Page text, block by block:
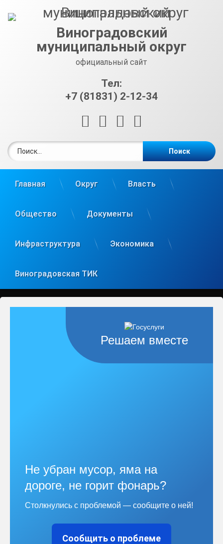
Виноградовский
муниципальный округ
официальный сайт
Тел:
+7 (81831) 2-12-34
RSS E-mailВКонтакте
Главная Округ Власть
Общество Документы
Инфраструктура Экономика
Виноградовская ТИК
Решаем вместе
Не убран мусор, яма на
дороге, не горит фонарь?
Столкнулись с проблемой — сообщите о ней!
Сообщить о проблеме